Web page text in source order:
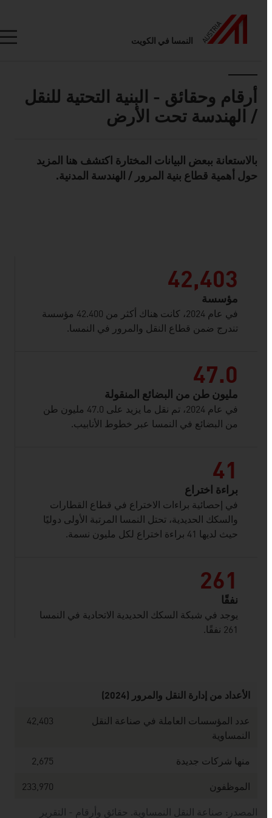
النمسا في الكويت
أرقام وحقائق - البنية التحتية للنقل
/ الهندسة تحت الأرض
Standard Content Module
بالاستعانة ببعض البيانات المختارة اكتشف هنا المزيد
حول أهمية قطاع بنية المرور / الهندسة المدنية.
42,403
مؤسسة
في عام 2024، كانت هناك أكثر من 42.400 مؤسسة
تندرج ضمن قطاع النقل والمرور في النمسا.
47.0
مليون طن من البضائع المنقولة
في عام 2024، تم نقل ما يزيد على 47.0 مليون طن
من البضائع في النمسا عبر خطوط الأنابيب.
41
براءة اختراع
في إحصائية براءات الاختراع في قطاع القطارات
والسكك الحديدية، تحتل النمسا المرتبة الأولى دوليًا
حيث لديها 41 براءة اختراع لكل مليون نسمة.
261
نفقًا
يوجد في شبكة السكك الحديدية الاتحادية في النمسا
261 نفقًا.
المصدر: صناعة النقل النمساوية. حقائق وأرقام - التقرير
الأعداد من إدارة النقل والمرور (2024)
عدد المؤسسات العاملة في صناعة النقل
النمساوية
42,403
منها شركات جديدة 2,675
الموظفون 233,970